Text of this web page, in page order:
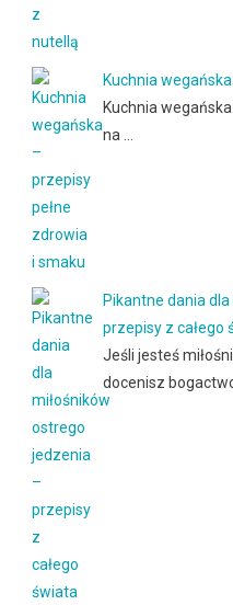
Kuchnia
Kuchnia
na …
Pikantne dania
przepisy z całego
Jeśli jesteś
docenisz